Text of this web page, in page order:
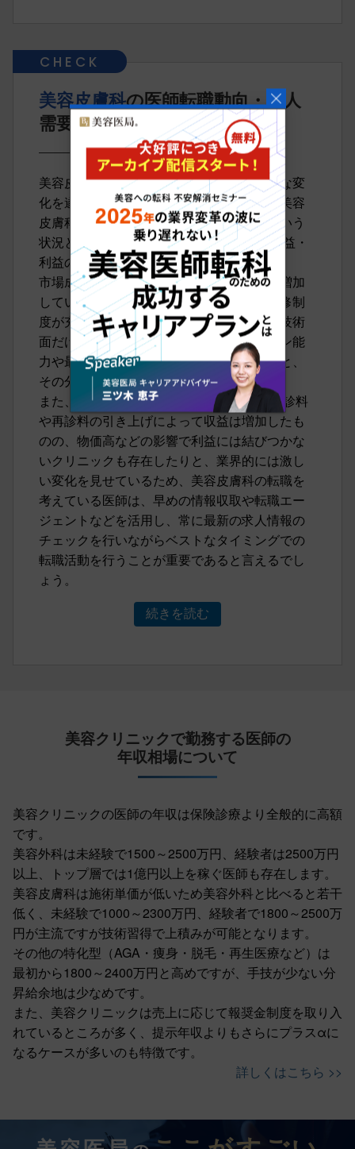
美容皮膚科の医師転職動向・求人
需要
美容皮膚科の医師の転職市場は、近年顕著な変
化を遂げています。その主な理由として、美容
皮膚科市場自体が近年で急成長しているという
状況と、｢2024年度診療報酬改定｣による収益・
利益の変化が挙げられます。
市場成長によって求人数・転職志望者数も増加
している中、特に雇用条件の良い募集や研修制
度が充実している美容皮膚科では、単なる技術
面だけではなく患者とのコミュニケーション能
力や最新の美容医療知識も重要視されたりと、
その分採用基準も高まってきています。
また、2024年度診療報酬改定によって、初診料
や再診料の引き上げによって収益は増加したも
のの、物価高などの影響で利益には結びつかな
いクリニックも存在したりと、業界的には激し
い変化を見せているため、美容皮膚科の転職を
考えている医師は、早めの情報収取や転職エー
ジェントなどを活用し、常に最新の求人情報の
チェックを行いながらベストなタイミングでの
転職活動を行うことが重要であると言えるでし
ょう。
続きを読む
美容クリニックで勤務する医師の
年収相場について
美容クリニックの医師の年収は保険診療より全般的に高額
です。
美容外科は未経験で1500～2500万円、経験者は2500万円
以上、トップ層では1億円以上を稼ぐ医師も存在します。
美容皮膚科は施術単価が低いため美容外科と比べると若干
低く、未経験で1000～2300万円、経験者で1800～2500万
円が主流ですが技術習得で上積みが可能となります。
その他の特化型（AGA・痩身・脱毛・再生医療など）は
最初から1800～2400万円と高めですが、手技が少ない分
昇給余地は少なめです。
また、美容クリニックは売上に応じて報奨金制度を取り入
れているところが多く、提示年収よりもさらにプラスαに
なるケースが多いのも特徴です。
詳しくはこちら >>